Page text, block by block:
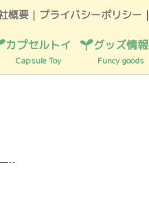
カプセルトイ
Capsule Toy
グッズ情報
Funcy goods
概要 ｜ プライバシーポリシー ｜